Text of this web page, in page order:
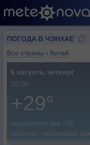
ПОГОДА В ЧЭНХАЕ
Все страны › Китай
6 августа, четверг
20:00
+29°
ощущается как +35
облачно, небольшой